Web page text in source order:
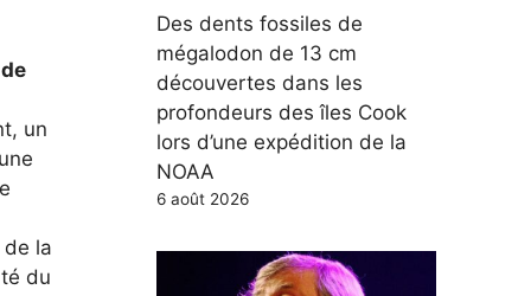
un
la
du
Des dents fossiles de
mégalodon de 13 cm
découvertes dans les
profondeurs des îles Cook
lors d’une expédition de la
NOAA
6 août 2026